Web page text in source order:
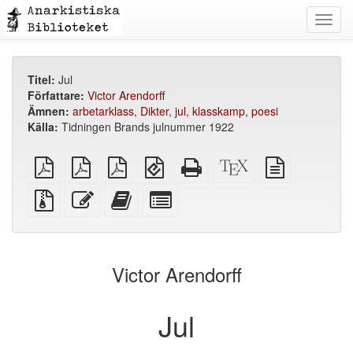
Titel: Jul
Författare: Victor Arendorff
Ämnen: arbetarklass, Dikter, jul, klasskamp, poesi
Källa: Tidningen Brands julnummer 1922
plain
PDF
A4
imposed
PDF
Letter
imposed
PDF
EPUB
(för
mobila
enheter)
Fristående
HTML
XeLaTeX
källa
Källfiler
med
Redigera
denna
Lägg
text
bokskaparen
for
bookbuilder
Victor Arendorff
Jul